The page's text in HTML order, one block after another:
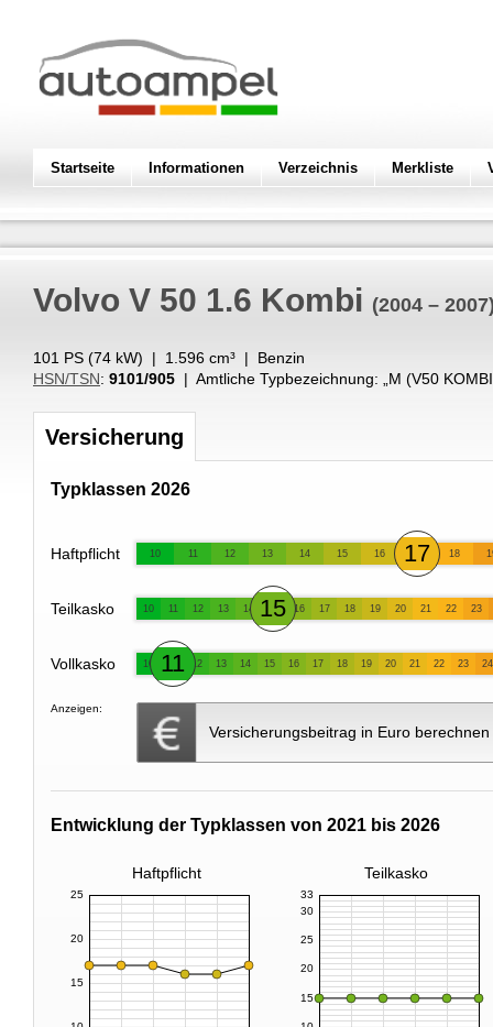
Startseite Informationen Verzeichnis Merkliste
Volvo V 50 1.6 Kombi (2004 –
101 PS (74 kW) | 1.596 cm³ | Benzin
HSN/TSN: 9101/905 | Amtliche Typbezeichnung: „ M (V50
Versicherung
Typklassen 2026
Haftpflicht 10 11 12 13 14 15 16 17 18
Teilkasko 10 11 12 13 14 15 16 17 18 19 20 21 22 23
Vollkasko 10 11 12 13 14 15 16 17 18 19 20 21 22 23 24
Anzeigen:
Versicherungsbeitrag in Euro berechnen
Entwicklung der Typklassen von 2021 bis 2026
Haftpflicht Teilkasko
15
20
25
15
20
25
30
33